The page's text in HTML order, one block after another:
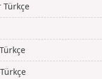
Türkçe